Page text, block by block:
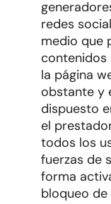
redes
medio que
contenidos
la página
obstante y
dispuesto
el
todos los
fuerzas de
forma
bloqueo